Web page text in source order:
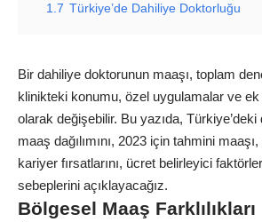
1.7 Türkiye’de Dahiliye Doktorluğu
Bir dahiliye doktorunun maaşı, toplam
klinikteki konumu, özel uygulamalar ve ek
olarak değişebilir. Bu yazıda, Türkiye’deki
maaş dağılımını, 2023 için tahmini
kariyer fırsatlarını, ücret belirleyici
sebeplerini açıklayacağız.
Bölgesel Maaş Farklılıkları